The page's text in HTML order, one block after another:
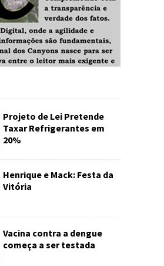
Projeto de Lei Pretende
Taxar Refrigerantes em
20%
Henrique e Mack: Festa da
Vitória
Vacina contra a dengue
começa a ser testada